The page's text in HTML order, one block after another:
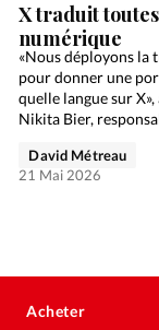
X traduit
numérique
«Nous déployons la
pour donner une
quelle langue sur
Nikita Bier,
David Métreau
21 Mai 2026
Acheter